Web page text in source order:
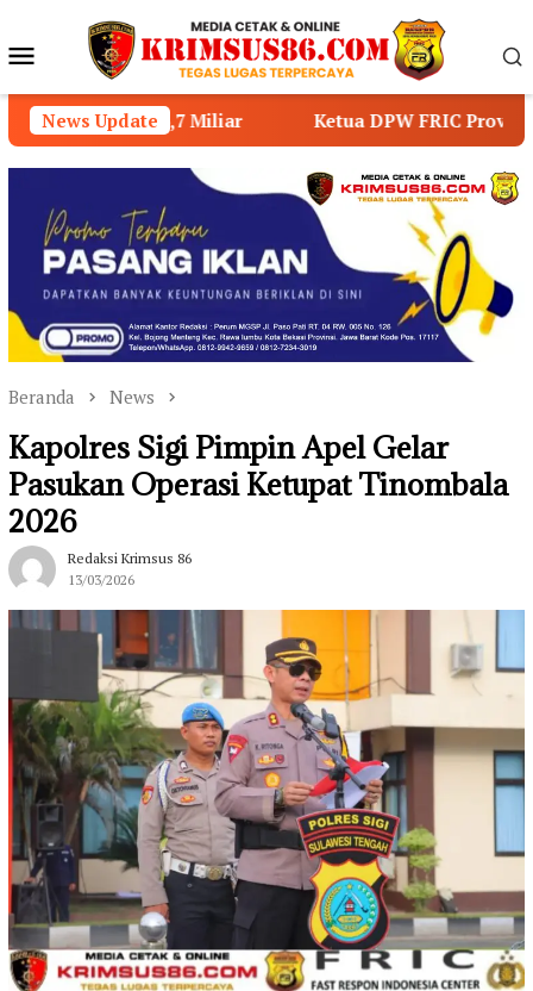
konten Menu
Mobile
News Update
Ketua DPW FRIC Provinsi Jambi Ajak Masyarakat
Beranda News
Kapolres Sigi Pimpin Apel Gelar
Pasukan Operasi Ketupat Tinombala
2026
Redaksi Krimsus 86
13/03/2026